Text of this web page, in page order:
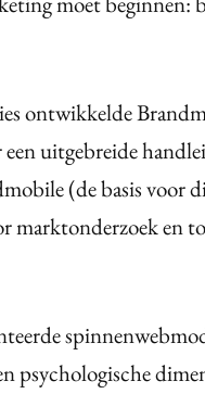
ontwikkelde
een uitgebreide
(de basis voor
marktonderzoek en
psychologische